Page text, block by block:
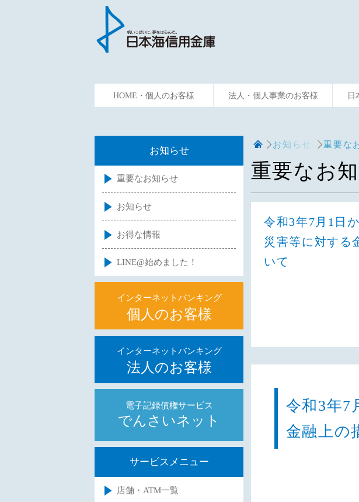
HOME・個人のお客様 法人・個人事業のお客様 日
お知らせ 重要な
重要なお
令和3年7月1日
災害等に対する
いて
令和3年7
金融上の
お知らせ
重要なお知らせ
お知らせ
お得な情報
LINE@始めました！
インターネットバンキング
個人のお客様
インターネットバンキング
法人のお客様
電子記録債権サービス
でんさいネット
サービスメニュー
店舗・ATM一覧